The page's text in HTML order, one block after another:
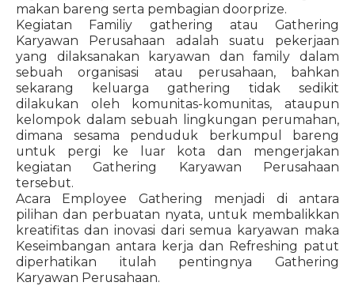
makan bareng serta pembagian doorprize.
Kegiatan Familiy gathering atau Gathering
Karyawan Perusahaan adalah suatu pekerjaan
yang dilaksanakan karyawan dan family dalam
sebuah organisasi atau perusahaan, bahkan
sekarang keluarga gathering tidak sedikit
dilakukan oleh komunitas-komunitas, ataupun
kelompok dalam sebuah lingkungan perumahan,
dimana sesama penduduk berkumpul bareng
untuk pergi ke luar kota dan mengerjakan
kegiatan Gathering Karyawan Perusahaan
tersebut.
Acara Employee Gathering menjadi di antara
pilihan dan perbuatan nyata, untuk membalikkan
kreatifitas dan inovasi dari semua karyawan maka
Keseimbangan antara kerja dan Refreshing patut
diperhatikan itulah pentingnya Gathering
Karyawan Perusahaan.